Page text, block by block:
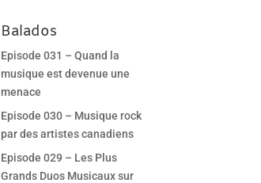
Balados
Episode 031 – Quand la
musique est devenue une
menace
Episode 030 – Musique rock
par des artistes canadiens
Episode 029 – Les Plus
Grands Duos Musicaux sur